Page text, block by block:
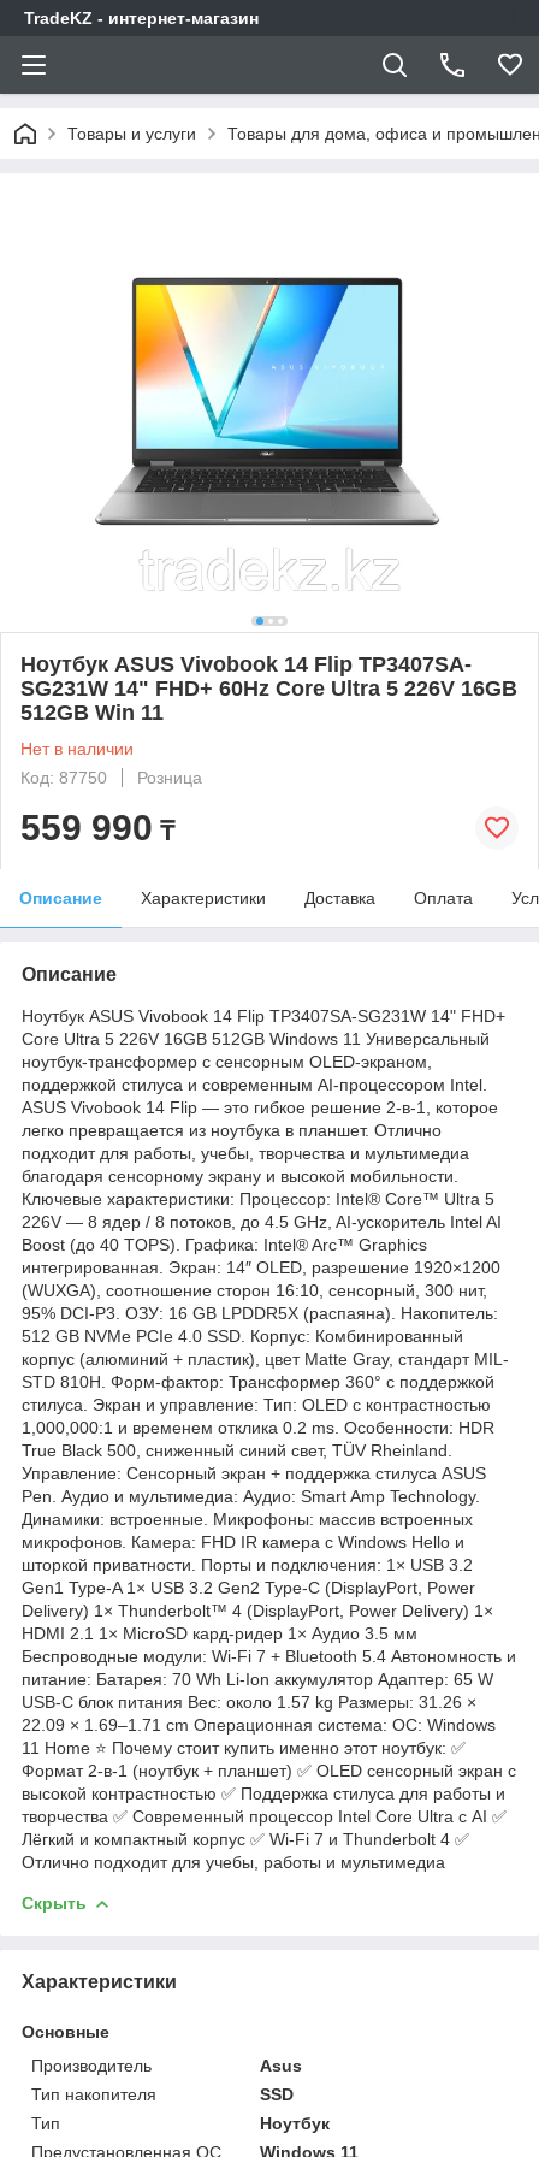
TradeKZ - интернет-магазин
Товары и услуги Товары для дома, офиса и
Ноутбук ASUS Vivobook 14 Flip TP3407SA-
SG231W 14" FHD+ 60Hz Core Ultra 5 226V 16GB
512GB Win 11
Нет в наличии
Код: 87750
Розница
559 990 ₸
Описание Характеристики Доставка Оплата
Описание
Ноутбук ASUS Vivobook 14 Flip TP3407SA-SG231W 14" FHD+
Core Ultra 5 226V 16GB 512GB Windows 11 Универсальный
ноутбук-трансформер с сенсорным OLED-экраном,
поддержкой стилуса и современным AI-процессором Intel.
ASUS Vivobook 14 Flip — это гибкое решение 2-в-1, которое
легко превращается из ноутбука в планшет. Отлично
подходит для работы, учебы, творчества и мультимедиа
благодаря сенсорному экрану и высокой мобильности.
Ключевые характеристики: Процессор: Intel® Core™ Ultra 5
226V — 8 ядер / 8 потоков, до 4.5 GHz, AI-ускоритель Intel AI
Boost (до 40 TOPS). Графика: Intel® Arc™ Graphics
интегрированная. Экран: 14″ OLED, разрешение 1920×1200
(WUXGA), соотношение сторон 16:10, сенсорный, 300 нит,
95% DCI-P3. ОЗУ: 16 GB LPDDR5X (распаяна). Накопитель:
512 GB NVMe PCIe 4.0 SSD. Корпус: Комбинированный
корпус (алюминий + пластик), цвет Matte Gray, стандарт MIL-
STD 810H. Форм-фактор: Трансформер 360° с поддержкой
стилуса. Экран и управление: Тип: OLED с контрастностью
1,000,000:1 и временем отклика 0.2 ms. Особенности: HDR
True Black 500, сниженный синий свет, TÜV Rheinland.
Управление: Сенсорный экран + поддержка стилуса ASUS
Pen. Аудио и мультимедиа: Аудио: Smart Amp Technology.
Динамики: встроенные. Микрофоны: массив встроенных
микрофонов. Камера: FHD IR камера с Windows Hello и
шторкой приватности. Порты и подключения: 1× USB 3.2
Gen1 Type-A 1× USB 3.2 Gen2 Type-C (DisplayPort, Power
Delivery) 1× Thunderbolt™ 4 (DisplayPort, Power Delivery) 1×
HDMI 2.1 1× MicroSD кард-ридер 1× Аудио 3.5 мм
Беспроводные модули: Wi-Fi 7 + Bluetooth 5.4 Автономность и
питание: Батарея: 70 Wh Li-Ion аккумулятор Адаптер: 65 W
USB-C блок питания Вес: около 1.57 kg Размеры: 31.26 ×
22.09 × 1.69–1.71 cm Операционная система: ОС: Windows
11 Home ⭐ Почему стоит купить именно этот ноутбук: ✅
Формат 2-в-1 (ноутбук + планшет) ✅ OLED сенсорный экран с
высокой контрастностью ✅ Поддержка стилуса для работы и
творчества ✅ Современный процессор Intel Core Ultra с AI ✅
Лёгкий и компактный корпус ✅ Wi-Fi 7 и Thunderbolt 4 ✅
Отлично подходит для учебы, работы и мультимедиа
Скрыть
Характеристики
Основные
Производитель
Asus
Тип накопителя
SSD
Тип
Ноутбук
Предустановленная ОС
Windows 11